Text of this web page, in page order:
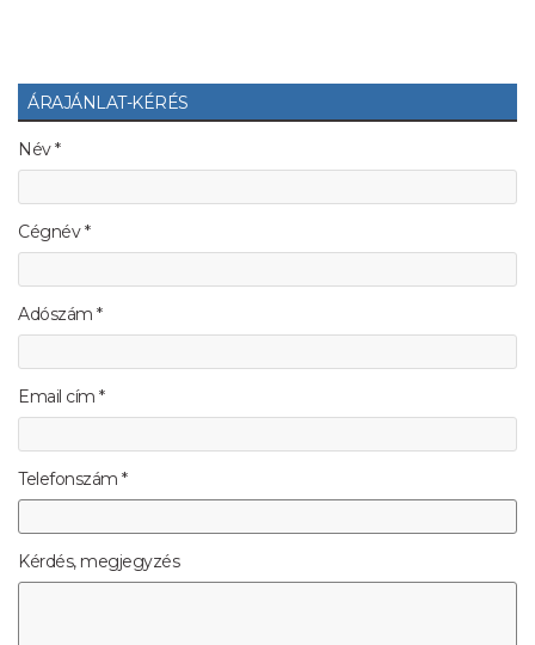
ÁRAJÁNLAT-KÉRÉS
Név *
Cégnév *
Adószám *
Email cím *
Telefonszám *
Kérdés, megjegyzés